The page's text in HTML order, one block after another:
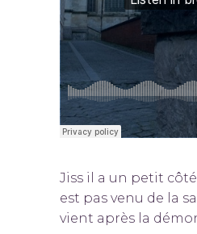
Jiss il a un petit
est pas venu de la
vient après la